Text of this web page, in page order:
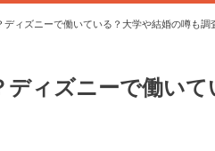
ディズニーで働いている？大学や結婚の噂も調
ィズニーで働いて